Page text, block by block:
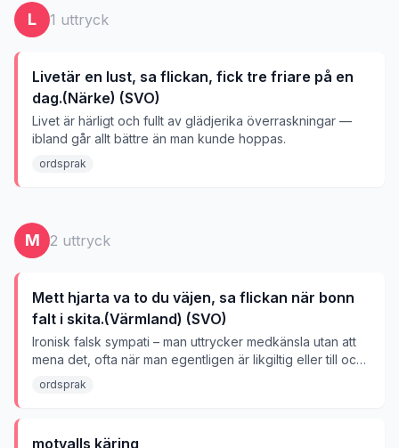
L 1 uttryck
Livetär en lust, sa flickan, fick tre friare på en
dag.(Närke) (SVO)
Livet är härligt och fullt av glädjerika överraskningar —
ibland går allt bättre än man kunde hoppas.
ordsprak
M 2 uttryck
Mett hjarta va to du väjen, sa flickan när bonn
falt i skita.(Värmland) (SVO)
Ironisk falsk sympati – man uttrycker medkänsla utan att
mena det, ofta när man egentligen är likgiltig eller till och
med nöjd med olyckan.
ordsprak
motvalls käring